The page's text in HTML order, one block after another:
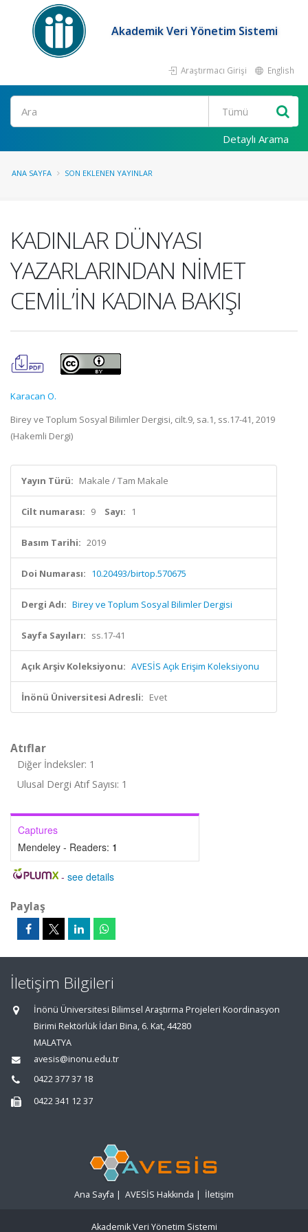
Akademik Veri Yönetim Sistemi
Araştırmacı Girişi English
Ara
Detaylı Arama
ANA SAYFA SON EKLENEN YAYINLAR
KADINLAR DÜNYASI
YAZARLARINDAN NİMET
CEMİL’İN KADINA BAKIŞI
Karacan O.
Birey ve Toplum Sosyal Bilimler Dergisi, cilt.9, sa.1, ss.17-41, 2019
(Hakemli Dergi)
Yayın Türü: Makale / Tam Makale
Cilt numarası: 9 Sayı: 1
Basım Tarihi: 2019
Doi Numarası: 10.20493/birtop.570675
Dergi Adı: Birey ve Toplum Sosyal Bilimler Dergisi
Sayfa Sayıları: ss.17-41
Açık Arşiv Koleksiyonu: AVESİS Açık Erişim Koleksiyonu
İnönü Üniversitesi Adresli: Evet
Atıflar
Diğer İndeksler: 1
Ulusal Dergi Atıf Sayısı: 1
Captures
Mendeley - Readers: 1
- see details
Paylaş
İletişim Bilgileri
İnönü Üniversitesi Bilimsel Araştırma Projeleri Koordinasyon
Birimi Rektörlük İdari Bina, 6. Kat, 44280
MALATYA
avesis@inonu.edu.tr
0422 377 37 18
0422 341 12 37
Ana Sayfa | AVESİS Hakkında | İletişim
Akademik Veri Yönetim Sistemi